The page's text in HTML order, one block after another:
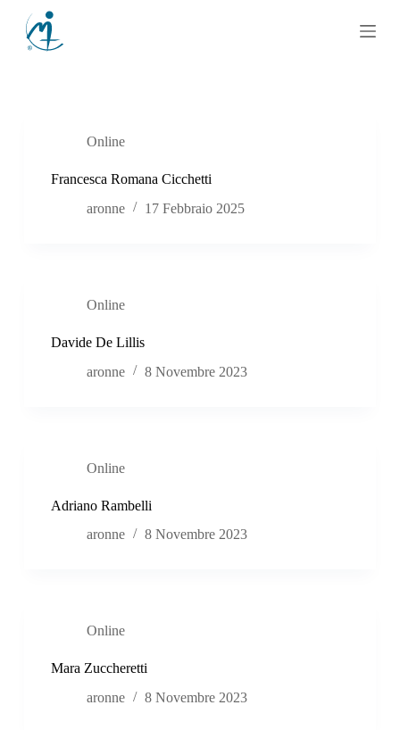
Online
Francesca Romana Cicchetti
aronne
17 Febbraio 2025
Online
Davide De Lillis
aronne
8 Novembre 2023
Online
Adriano Rambelli
aronne
8 Novembre 2023
Online
Mara Zuccheretti
aronne
8 Novembre 2023